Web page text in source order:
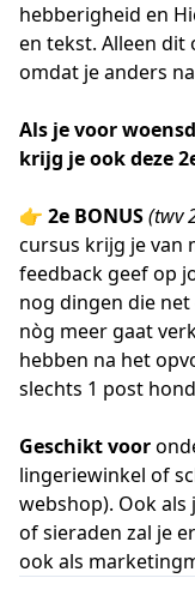
hebberigheid en
en tekst. Alleen dit
omdat je anders
Als je voor
krijg je ook deze
👉 2e BONUS(twv
cursus krijg je van
feedback geef op
nog dingen die
nòg meer gaat
hebben na het
slechts 1 post
Geschikt voor
lingeriewinkel of
webshop). Ook als
of sieraden zal je
ook als